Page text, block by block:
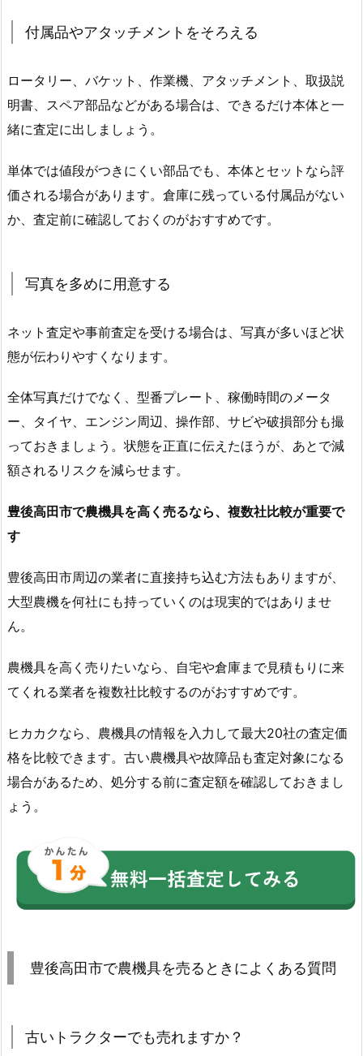
付属品やアタッチメントをそろえる
ロータリー、バケット、作業機、アタッチメント、取扱説
明書、スペア部品などがある場合は、できるだけ本体と一
緒に査定に出しましょう。
単体では値段がつきにくい部品でも、本体とセットなら評
価される場合があります。倉庫に残っている付属品がない
か、査定前に確認しておくのがおすすめです。
写真を多めに用意する
ネット査定や事前査定を受ける場合は、写真が多いほど状
態が伝わりやすくなります。
全体写真だけでなく、型番プレート、稼働時間のメータ
ー、タイヤ、エンジン周辺、操作部、サビや破損部分も撮
っておきましょう。状態を正直に伝えたほうが、あとで減
額されるリスクを減らせます。
豊後高田市で農機具を高く売るなら、複数社比較が重要で
す
豊後高田市周辺の業者に直接持ち込む方法もありますが、
大型農機を何社にも持っていくのは現実的ではありませ
ん。
農機具を高く売りたいなら、自宅や倉庫まで見積もりに来
てくれる業者を複数社比較するのがおすすめです。
ヒカカクなら、農機具の情報を入力して最大20社の査定価
格を比較できます。古い農機具や故障品も査定対象になる
場合があるため、処分する前に査定額を確認しておきまし
ょう。
豊後高田市で農機具を売るときによくある質問
古いトラクターでも売れますか？